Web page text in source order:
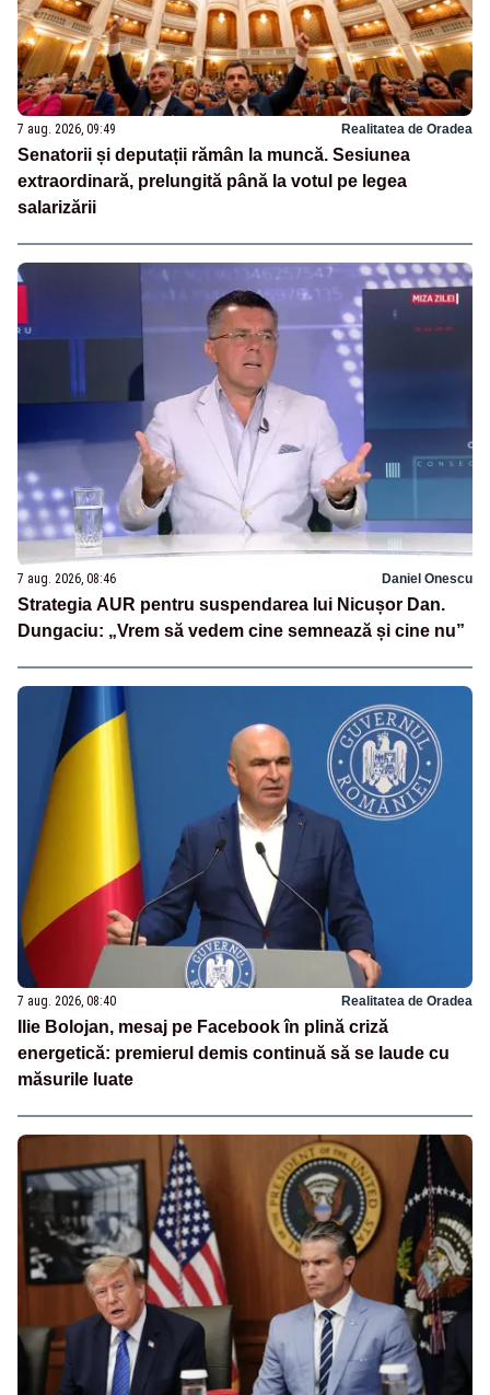
7 aug. 2026, 09:49 Realitatea de Oradea
Senatorii și deputații rămân la muncă. Sesiunea
extraordinară, prelungită până la votul pe legea
salarizării
7 aug. 2026, 08:46 Daniel Onescu
Strategia AUR pentru suspendarea lui Nicușor Dan.
Dungaciu: „Vrem să vedem cine semnează și cine nu”
7 aug. 2026, 08:40 Realitatea de Oradea
Ilie Bolojan, mesaj pe Facebook în plină criză
energetică: premierul demis continuă să se laude cu
măsurile luate